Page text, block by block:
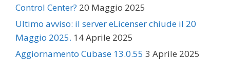
Control Center? 20 Maggio 2025
Ultimo avviso: il server eLicenser chiude il 20
Maggio 2025. 14 Aprile 2025
Aggiornamento Cubase 13.0.55 3 Aprile 2025